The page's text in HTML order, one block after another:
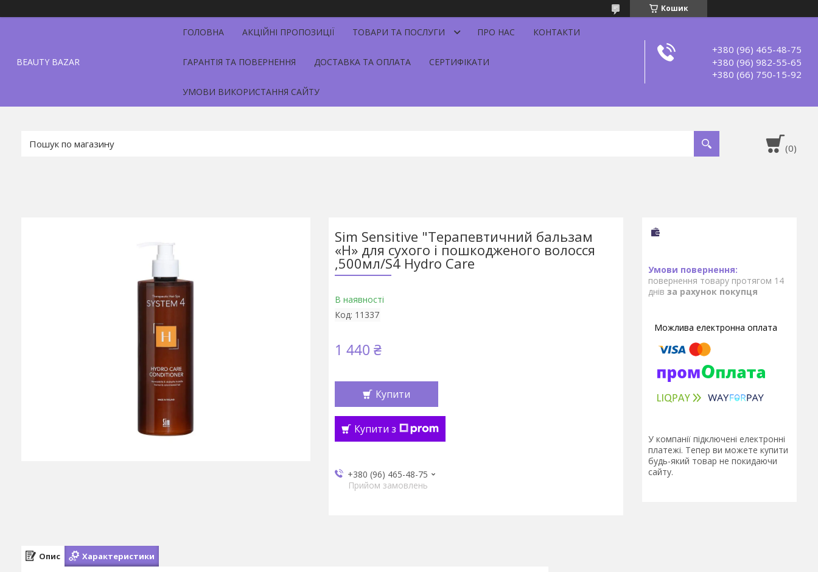
Кошик
BEAUTY BAZAR
ГОЛОВНА АКЦІЙНІ ПРОПОЗИЦІЇ ТОВАРИ ТА ПОСЛУГИ ПРО НАС КОНТАКТИ
ГАРАНТІЯ ТА ПОВЕРНЕННЯ ДОСТАВКА ТА ОПЛАТА СЕРТИФІКАТИ
УМОВИ ВИКОРИСТАННЯ САЙТУ
+380 (96) 465-48-75
+380 (96) 982-55-65
+380 (66) 750-15-92
Sim Sensitive "Терапевтичний бальзам
«H» для сухого i пошкодженого волосся
,500мл/S4 Hydro Care
В наявності
Код: 11337
1 440 ₴
Купити
Купити з
+380 (96) 465-48-75
Прийом замовлень
повернення товару протягом 14
днів за рахунок покупця
У компанії підключені електронні
платежі. Тепер ви можете купити
будь-який товар не покидаючи
сайту.
Опис Характеристики